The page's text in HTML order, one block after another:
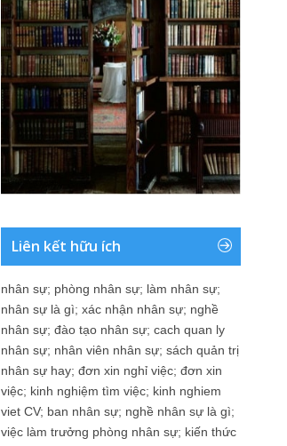
Liên kết hữu ích
nhân sự; phòng nhân sự; làm nhân sự;
nhân sự là gì; xác nhận nhân sự; nghề
nhân sự; đào tạo nhân sự; cach quan ly
nhân sự; nhân viên nhân sự; sách quản trị
nhân sự hay; đơn xin nghỉ việc; đơn xin
việc; kinh nghiệm tìm việc; kinh nghiem
viet CV; ban nhân sự; nghề nhân sự là gì;
việc làm trưởng phòng nhân sự; kiến thức